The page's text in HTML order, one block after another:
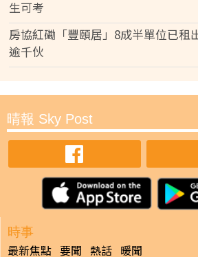
生可考
房協紅磡「豐頤居」8成半單位已租
逾千伙
晴報 Sky Post
時事
最新焦點 要聞 熱話 暖聞